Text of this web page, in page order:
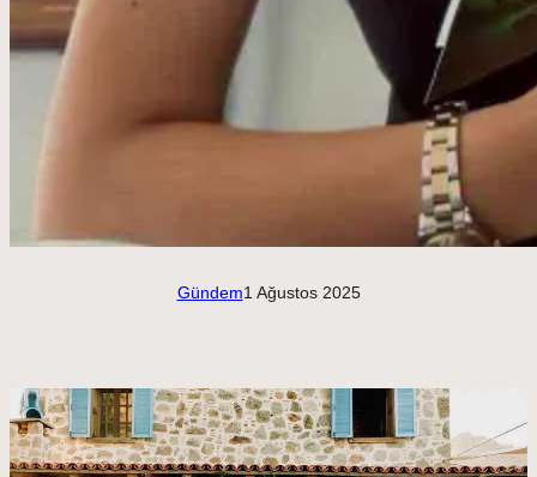
Gündem1 Ağustos 2025